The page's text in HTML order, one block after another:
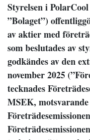
Styrelsen i
”Bolaget”)
av aktier med
som beslutades av
godkändes av den
november 2025
tecknades
MSEK,